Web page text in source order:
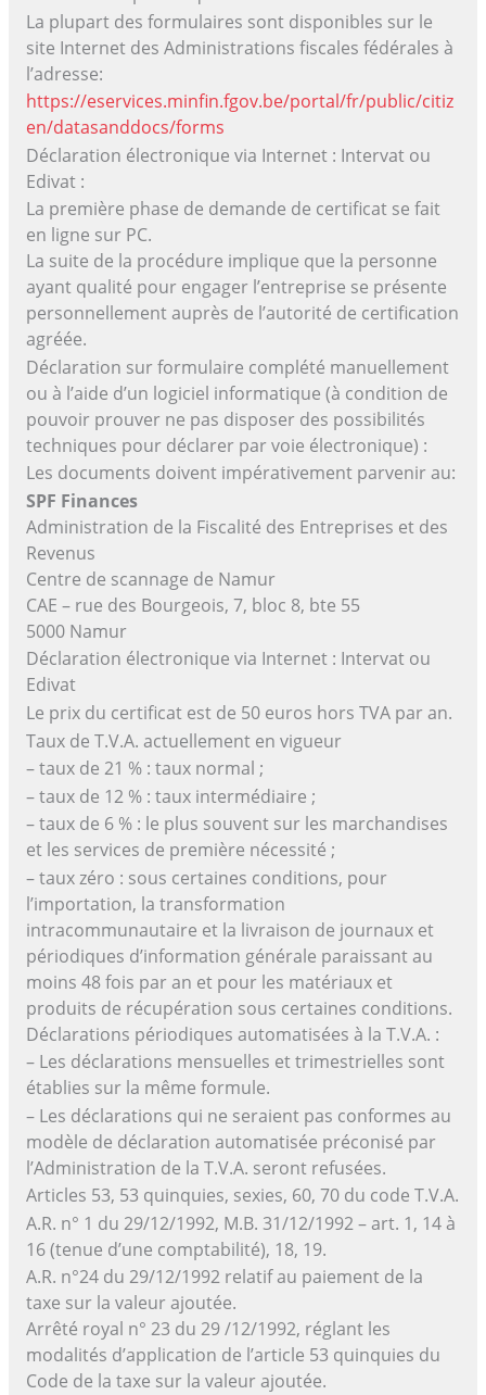
La plupart des formulaires sont disponibles sur le
site Internet des Administrations fiscales fédérales à
l’adresse:
https://eservices.minfin.fgov.be/portal/fr/public/citiz
en/datasanddocs/forms
Déclaration électronique via Internet : Intervat ou
Edivat :
La première phase de demande de certificat se fait
en ligne sur PC.
La suite de la procédure implique que la personne
ayant qualité pour engager l’entreprise se présente
personnellement auprès de l’autorité de certification
agréée.
Déclaration sur formulaire complété manuellement
ou à l’aide d’un logiciel informatique (à condition de
pouvoir prouver ne pas disposer des possibilités
techniques pour déclarer par voie électronique) :
Les documents doivent impérativement parvenir au:
SPF Finances
Administration de la Fiscalité des Entreprises et des
Revenus
Centre de scannage de Namur
CAE – rue des Bourgeois, 7, bloc 8, bte 55
5000 Namur
Déclaration électronique via Internet : Intervat ou
Edivat
Le prix du certificat est de 50 euros hors TVA par an.
Taux de T.V.A. actuellement en vigueur
– taux de 21 % : taux normal ;
– taux de 12 % : taux intermédiaire ;
– taux de 6 % : le plus souvent sur les marchandises
et les services de première nécessité ;
– taux zéro : sous certaines conditions, pour
l’importation, la transformation
intracommunautaire et la livraison de journaux et
périodiques d’information générale paraissant au
moins 48 fois par an et pour les matériaux et
produits de récupération sous certaines conditions.
Déclarations périodiques automatisées à la T.V.A. :
– Les déclarations mensuelles et trimestrielles sont
établies sur la même formule.
– Les déclarations qui ne seraient pas conformes au
modèle de déclaration automatisée préconisé par
l’Administration de la T.V.A. seront refusées.
Articles 53, 53 quinquies, sexies, 60, 70 du code T.V.A.
A.R. n° 1 du 29/12/1992, M.B. 31/12/1992 – art. 1, 14 à
16 (tenue d’une comptabilité), 18, 19.
A.R. n°24 du 29/12/1992 relatif au paiement de la
taxe sur la valeur ajoutée.
Arrêté royal n° 23 du 29 /12/1992, réglant les
modalités d’application de l’article 53 quinquies du
Code de la taxe sur la valeur ajoutée.